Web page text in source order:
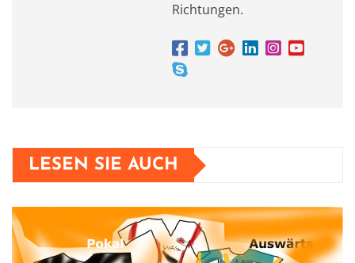
Richtungen.
LESEN SIE AUCH